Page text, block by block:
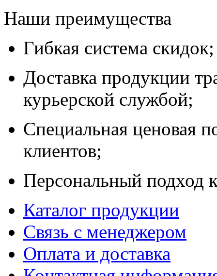
Наши преимущества
Гибкая система скидок;
Доставка продукции
курьерской службой;
Специальная ценовая
клиентов;
Персональный подход
Каталог продукции
Связь с менеджером
Оплата и доставка